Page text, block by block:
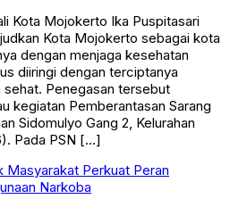
Kota Mojokerto Ika Puspitasari
Kota Mojokerto sebagai kota
dengan menjaga kesehatan
diiringi dengan terciptanya
sehat. Penegasan tersebut
kegiatan Pemberantasan Sarang
Sidomulyo Gang 2, Kelurahan
Pada PSN […]